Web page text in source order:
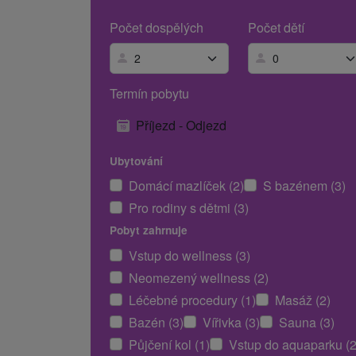
Počet dospělých
Počet dětí
Termín pobytu
Příjezd - Odjezd
Ubytování
Domácí mazlíček (2)
S bazénem (3)
Pro rodiny s dětmi (3)
Pobyt zahrnuje
Vstup do wellness (3)
Neomezený wellness (2)
Léčebné procedury (1)
Masáž (2)
Bazén (3)
Vířivka (3)
Sauna (3)
Půjčení kol (1)
Vstup do aquaparku